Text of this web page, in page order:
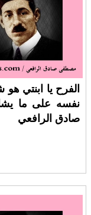
الفرح يا ابنتي
نفسه على ما
صادق الرافعي